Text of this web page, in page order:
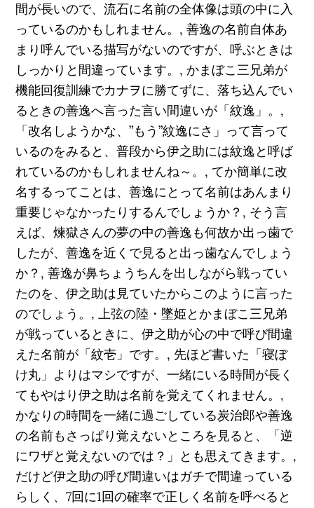
間が長いので、流石に名前の全体像は頭の中に入
っているのかもしれません。, 善逸の名前自体あ
まり呼んでいる描写がないのですが、呼ぶときは
しっかりと間違っています。, かまぼこ三兄弟が
機能回復訓練でカナヲに勝てずに、落ち込んでい
るときの善逸へ言った言い間違いが「紋逸」。,
「改名しようかな、”もう”紋逸にさ」って言って
いるのをみると、普段から伊之助には紋逸と呼ば
れているのかもしれませんね～。, てか簡単に改
名するってことは、善逸にとって名前はあんまり
重要じゃなかったりするんでしょうか？, そう言
えば、煉獄さんの夢の中の善逸も何故か出っ歯で
したが、善逸を近くで見ると出っ歯なんでしょう
か？, 善逸が鼻ちょうちんを出しながら戦ってい
たのを、伊之助は見ていたからこのように言った
のでしょう。, 上弦の陸・墜姫とかまぼこ三兄弟
が戦っているときに、伊之助が心の中で呼び間違
えた名前が「紋壱」です。, 先ほど書いた「寝ぼ
け丸」よりはマシですが、一緒にいる時間が長く
てもやはり伊之助は名前を覚えてくれません。,
かなりの時間を一緒に過ごしている炭治郎や善逸
の名前もさっぱり覚えないところを見ると、「逆
にワザと覚えないのでは？」とも思えてきます。,
だけど伊之助の呼び間違いはガチで間違っている
らしく、7回に1回の確率で正しく名前を呼べると